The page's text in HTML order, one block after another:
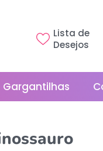
Lista de
Desejos
Gargantilhas